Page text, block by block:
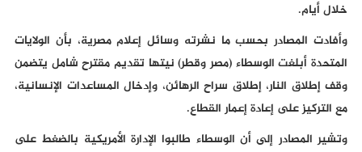
خلال أيام.
وأفادت المصادر بحسب ما نشرته وسائل إعلام مصرية، بأن الولايات
المتحدة أبلغت الوسطاء (مصر وقطر) نيتها تقديم مقترح شامل يتضمن
وقف إطلاق النار، إطلاق سراح الرهائن، وإدخال المساعدات الإنسانية،
مع التركيز على إعادة إعمار القطاع.
وتشير المصادر إلى أن الوسطاء طالبوا الإدارة الأمريكية بالضغط على